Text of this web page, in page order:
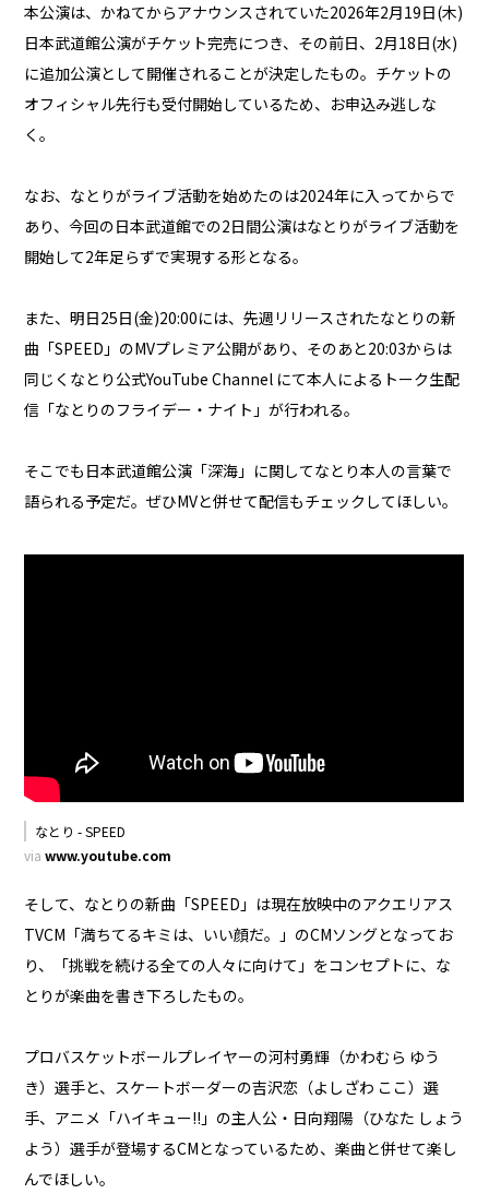
本公演は、かねてからアナウンスされていた2026年2月19日(木)
日本武道館公演がチケット完売につき、その前日、2月18日(水)
に追加公演として開催されることが決定したもの。チケットの
オフィシャル先行も受付開始しているため、お申込み逃しな
く。
なお、なとりがライブ活動を始めたのは2024年に入ってからで
あり、今回の日本武道館での2日間公演はなとりがライブ活動を
開始して2年足らずで実現する形となる。
また、明日25日(金)20:00には、先週リリースされたなとりの新
曲「SPEED」のMVプレミア公開があり、そのあと20:03からは
同じくなとり公式YouTube Channel にて本人によるトーク生配
信「なとりのフライデー・ナイト」が行われる。
そこでも日本武道館公演「深海」に関してなとり本人の言葉で
語られる予定だ。ぜひMVと併せて配信もチェックしてほしい。
なとり - SPEED
viawww.youtube.com
そして、なとりの新曲「SPEED」は現在放映中のアクエリアス
TVCM「満ちてるキミは、いい顔だ。」のCMソングとなってお
り、「挑戦を続ける全ての人々に向けて」をコンセプトに、な
とりが楽曲を書き下ろしたもの。
プロバスケットボールプレイヤーの河村勇輝（かわむら ゆう
き）選手と、スケートボーダーの吉沢恋（よしざわ ここ）選
手、アニメ「ハイキュー!!」の主人公・日向翔陽（ひなた しょう
よう）選手が登場するCMとなっているため、楽曲と併せて楽し
んでほしい。